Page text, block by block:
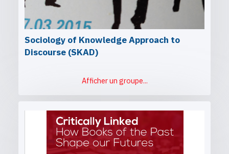
Sociology of Knowledge Approach to
Discourse (SKAD)
Afficher un groupe...